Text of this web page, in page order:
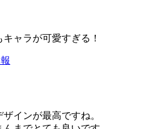
ャラが可愛すぎる！
インが最高ですね。